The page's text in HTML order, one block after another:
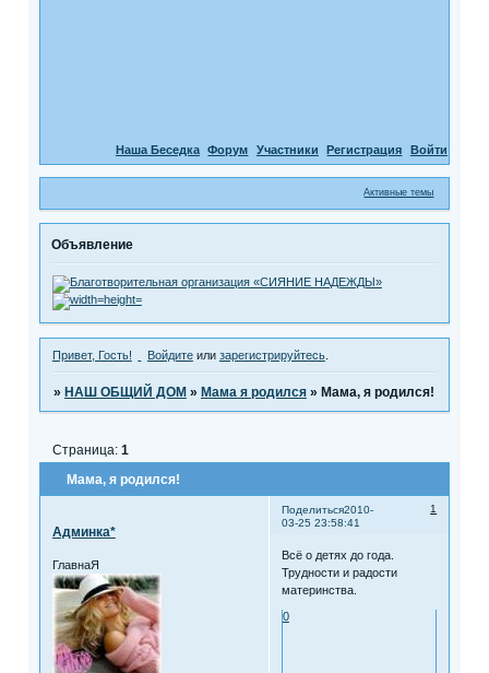
Наша Беседка Форум Участники Регистрация Войти
Активные темы
Объявление
Привет, Гость! Войдитеили зарегистрируйтесь.
» НАШ ОБЩИЙ ДОМ » Мама я родился » Мама, я родился!
Мама, я родился!
Страница: 1
Поделиться 1
2010-
03-25 23:58:41
Админка*
ГлавнаЯ
Всё о детях до года.
Трудности и радости
материнства.
0